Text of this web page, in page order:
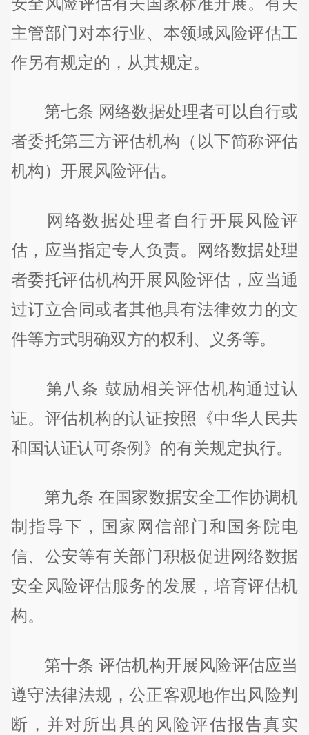
主管部门对本行业、本领域风险评估工
作另有规定的，从其规定。
第七条 网络数据处理者可以自行或
者委托第三方评估机构（以下简称评估
机构）开展风险评估。
网络数据处理者自行开展风险评
估，应当指定专人负责。网络数据处理
者委托评估机构开展风险评估，应当通
过订立合同或者其他具有法律效力的文
件等方式明确双方的权利、义务等。
第八条 鼓励相关评估机构通过认
证。评估机构的认证按照《中华人民共
和国认证认可条例》的有关规定执行。
第九条 在国家数据安全工作协调机
制指导下，国家网信部门和国务院电
信、公安等有关部门积极促进网络数据
安全风险评估服务的发展，培育评估机
构。
第十条 评估机构开展风险评估应当
遵守法律法规，公正客观地作出风险判
断，并对所出具的风险评估报告真实